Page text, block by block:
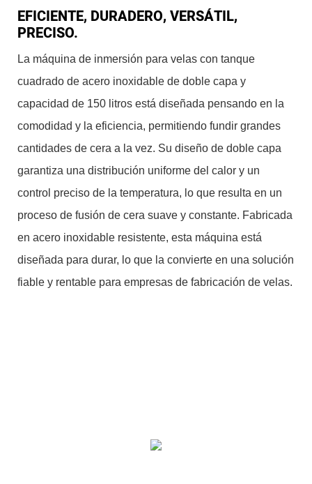
EFICIENTE, DURADERO, VERSÁTIL,
PRECISO.
La máquina de inmersión para velas con tanque
cuadrado de acero inoxidable de doble capa y
capacidad de 150 litros está diseñada pensando en la
comodidad y la eficiencia, permitiendo fundir grandes
cantidades de cera a la vez. Su diseño de doble capa
garantiza una distribución uniforme del calor y un
control preciso de la temperatura, lo que resulta en un
proceso de fusión de cera suave y constante. Fabricada
en acero inoxidable resistente, esta máquina está
diseñada para durar, lo que la convierte en una solución
fiable y rentable para empresas de fabricación de velas.